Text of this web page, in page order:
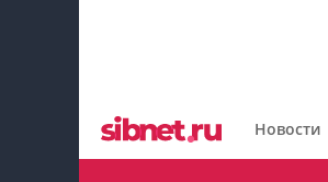
Новости
Рецензии
Новости